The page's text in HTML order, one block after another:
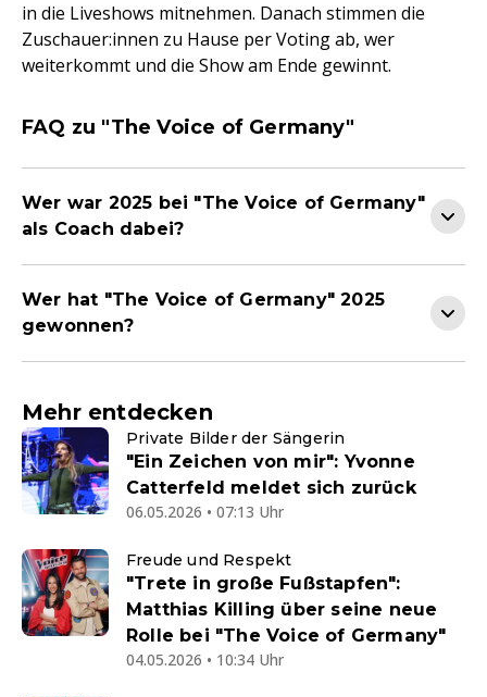
in die Liveshows mitnehmen. Danach stimmen die
Zuschauer:innen zu Hause per Voting ab, wer
weiterkommt und die Show am Ende gewinnt.
FAQ zu "The Voice of Germany"
Wer war 2025 bei "The Voice of Germany"
als Coach dabei?
Wer hat "The Voice of Germany" 2025
gewonnen?
Mehr entdecken
Private Bilder der Sängerin
"Ein Zeichen von mir": Yvonne
Catterfeld meldet sich zurück
06.05.2026 • 07:13 Uhr
Freude und Respekt
"Trete in große Fußstapfen":
Matthias Killing über seine neue
Rolle bei "The Voice of Germany"
04.05.2026 • 10:34 Uhr